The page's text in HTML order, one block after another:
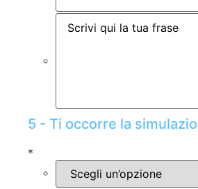
5 - Ti occorre la
*